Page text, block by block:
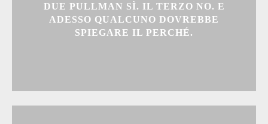
DUE PULLMAN SÌ. IL TERZO NO. E
ADESSO QUALCUNO DOVREBBE
SPIEGARE IL PERCHÉ.